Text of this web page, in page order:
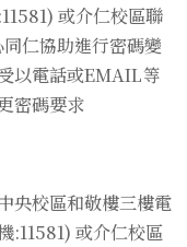
或介仁校區聯
仁協助進行密碼變
以電話或EMAIL等
密碼要求
央校區和敬樓三樓電
:11581) 或介仁校區